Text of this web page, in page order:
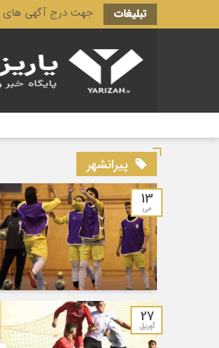
تبلیغات جهت درج آگهی های تبلیغاتی خود با
پیرانشهر
13
می
27
آوریل